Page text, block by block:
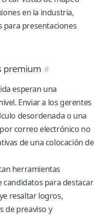
en la industria,
para presentaciones
premium
esperan una
Enviar a los gerentes
desordenada o una
correo electrónico no
de una colocación de
herramientas
candidatos para destacar
resaltar logros,
de preaviso y